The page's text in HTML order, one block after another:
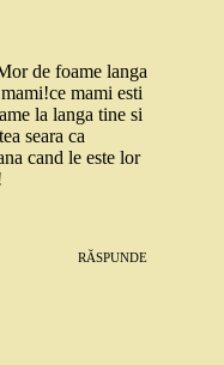
de foame langa
mami esti
la langa tine si
seara ca
cand le este lor
RĂSPUNDE